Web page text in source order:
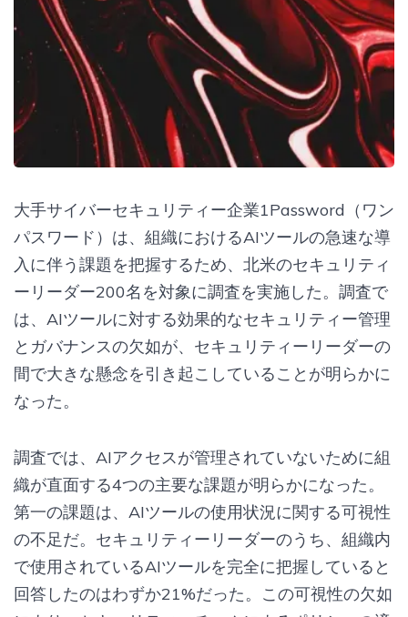
大手サイバーセキュリティー企業1Password（ワン
パスワード）は、組織におけるAIツールの急速な導
入に伴う課題を把握するため、北米のセキュリティ
ーリーダー200名を対象に調査を実施した。調査で
は、AIツールに対する効果的なセキュリティー管理
とガバナンスの欠如が、セキュリティーリーダーの
間で大きな懸念を引き起こしていることが明らかに
なった。
調査では、AIアクセスが管理されていないために組
織が直面する4つの主要な課題が明らかになった。
第一の課題は、AIツールの使用状況に関する可視性
の不足だ。セキュリティーリーダーのうち、組織内
で使用されているAIツールを完全に把握していると
回答したのはわずか21%だった。この可視性の欠如